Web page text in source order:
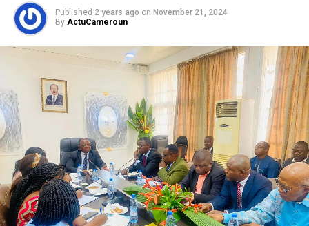
Published 2 years ago on November 21, 2024
By ActuCameroun